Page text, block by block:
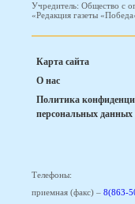
Учредитель: Общество с
«Редакция газеты
Карта сайта
О нас
Политика
персональных данных
Телефоны:
приемная (факс) – 8(863-